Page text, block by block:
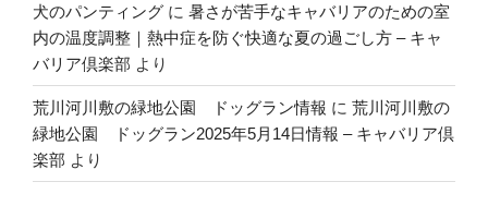
犬のパンティング に 暑さが苦手なキャバリアのための室
内の温度調整｜熱中症を防ぐ快適な夏の過ごし方 – キャ
バリア倶楽部 より
荒川河川敷の緑地公園 ドッグラン情報 に 荒川河川敷の
緑地公園 ドッグラン2025年5月14日情報 – キャバリア倶
楽部 より